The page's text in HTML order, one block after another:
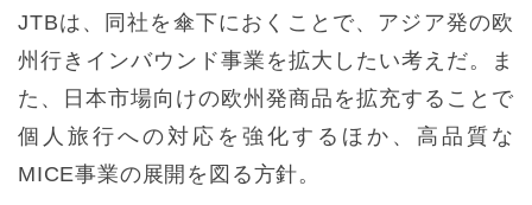
JTBは、同社を傘下におくことで、アジア発の欧
州行きインバウンド事業を拡大したい考えだ。ま
た、日本市場向けの欧州発商品を拡充することで
個人旅行への対応を強化するほか、高品質な
MICE事業の展開を図る方針。